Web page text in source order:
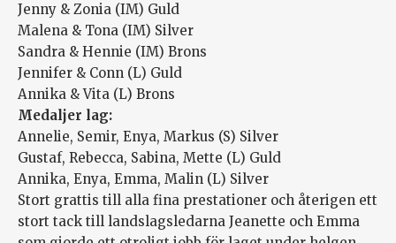
Jenny & Zonia (IM) Guld
Malena & Tona (IM) Silver
Sandra & Hennie (IM) Brons
Jennifer & Conn (L) Guld
Annika & Vita (L) Brons
Medaljer lag:
Annelie, Semir, Enya, Markus (S) Silver
Gustaf, Rebecca, Sabina, Mette (L) Guld
Annika, Enya, Emma, Malin (L) Silver
Stort grattis till alla fina prestationer och återigen ett
stort tack till landslagsledarna Jeanette och Emma